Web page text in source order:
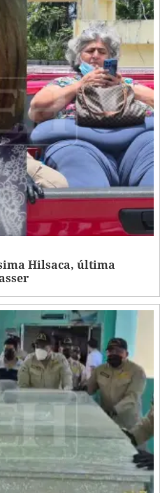
Hilsaca, última